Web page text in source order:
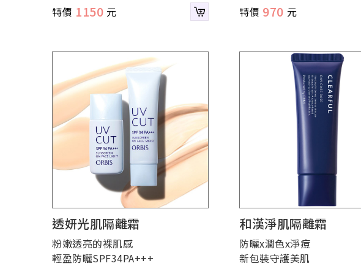
1150 970
透妍光肌隔離霜
粉嫩透亮的裸肌感
輕盈防曬SPF34PA+++
和漢淨肌隔離霜
防曬x潤色x淨痘
新包裝守護美肌